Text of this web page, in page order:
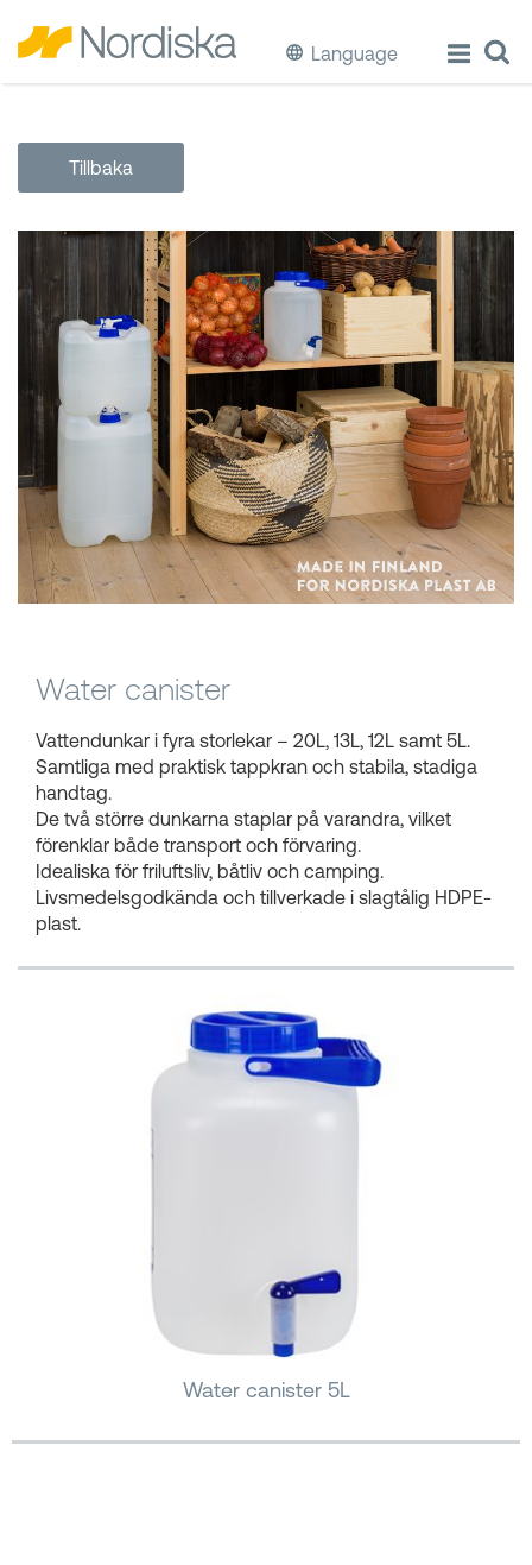
Language
Laga & Förvara mat
Äta & Dricka
Diska & Städa
Förvaring
Källsortering
Hinkar & Tunnor
Kundkorgar
Tillbaka
Water canister
Vattendunkar i fyra storlekar – 20L, 13L, 12L samt 5L.
Samtliga med praktisk tappkran och stabila, stadiga
handtag.
De två större dunkarna staplar på varandra, vilket
förenklar både transport och förvaring.
Idealiska för friluftsliv, båtliv och camping.
Livsmedelsgodkända och tillverkade i slagtålig HDPE-
plast.
Water canister 5L